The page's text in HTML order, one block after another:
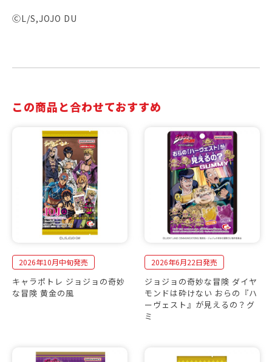
ⒸL/S,JOJO DU
この商品と合わせておすすめ
2026年10月中旬発売
キャラポトレ ジョジョの奇妙
な冒険 黄金の風
2026年6月22日発売
ジョジョの奇妙な冒険 ダイヤ
モンドは砕けない おらの『ハ
ーヴェスト』が見えるの？グ
ミ